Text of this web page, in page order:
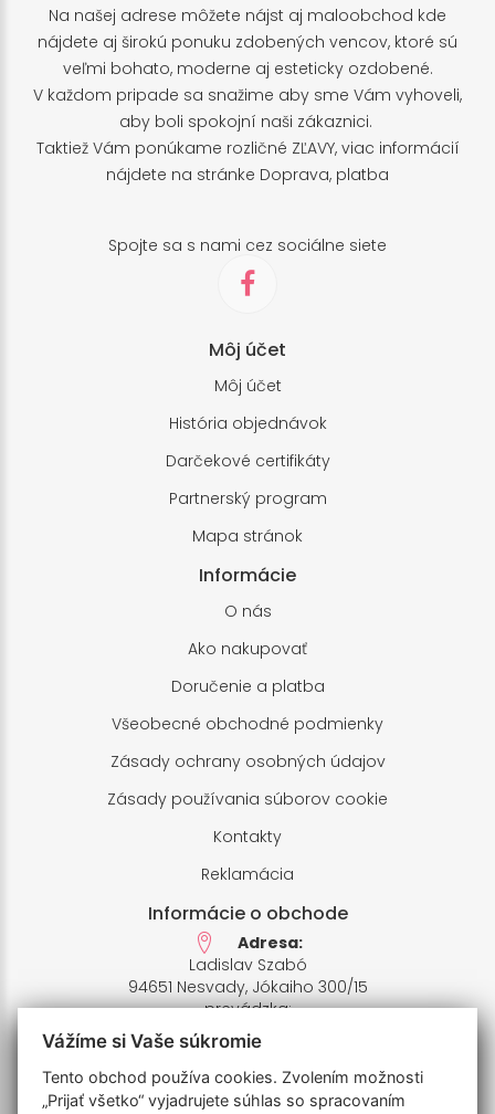
Na našej adrese môžete nájst aj maloobchod kde
nájdete aj širokú ponuku zdobených vencov, ktoré sú
veľmi bohato, moderne aj esteticky ozdobené.
V každom pripade sa snažime aby sme Vám vyhoveli,
aby boli spokojní naši zákaznici.
Taktiež Vám ponúkame rozličné ZĽAVY, viac informácií
nájdete na stránke Doprava, platba
Spojte sa s nami cez sociálne siete
Môj účet
Môj účet
História objednávok
Darčekové certifikáty
Partnerský program
Mapa stránok
Informácie
O nás
Ako nakupovať
Doručenie a platba
Všeobecné obchodné podmienky
Zásady ochrany osobných údajov
Zásady používania súborov cookie
Kontakty
Reklamácia
Informácie o obchode
Adresa:
Ladislav Szabó
94651 Nesvady, Jókaiho 300/15
prevádzka:
94651 Nesvady,Farské pole 1
IČO: 33658412,
IČ DPH: SK1020426935
Bankový účet:
Vážíme si Vaše súkromie
Tento obchod používa cookies. Zvolením možnosti
„Prijať všetko“ vyjadrujete súhlas so spracovaním